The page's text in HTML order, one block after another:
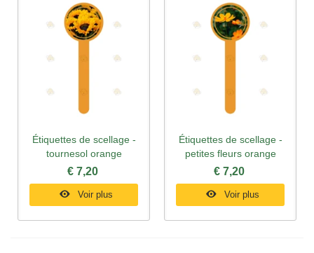
Étiquettes de scellage -
tournesol orange
€ 7,20
Voir plus
Étiquettes de scellage -
petites fleurs orange
€ 7,20
Voir plus